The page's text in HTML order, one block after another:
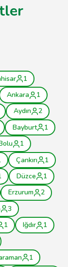
1
Ankara
1
Aydın
2
Bayburt
1
1
Çankırı
1
Düzce
1
Erzurum
2
3
1 Iğdır
1
1